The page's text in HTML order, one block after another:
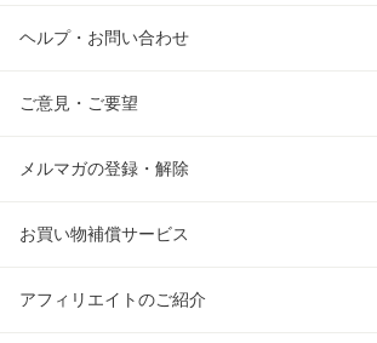
ヘルプ・お問い合わせ
ご意見・ご要望
メルマガの登録・解除
お買い物補償サービス
アフィリエイトのご紹介